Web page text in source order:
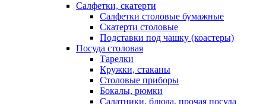
Салфетки, скатерти
Салфетки столовые бумажные
Скатерти столовые
Подставки под чашку (коастеры)
Посуда столовая
Тарелки
Кружки, стаканы
Столовые приборы
Бокалы, рюмки
Салатники, блюда, прочая посуда